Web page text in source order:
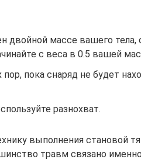
двойной массе вашего тела,
с веса в 0.5 вашей
пока снаряд не будет
разнохват.
выполнения становой
травм связано